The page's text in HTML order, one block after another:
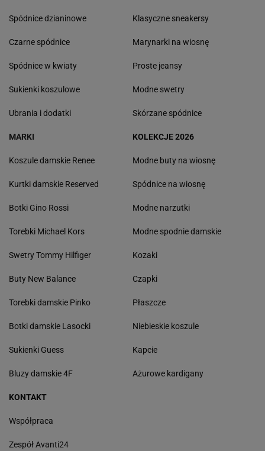
Spódnice dzianinowe
Czarne spódnice
Spódnice w kwiaty
Sukienki koszulowe
Ubrania i dodatki
Klasyczne sneakersy
Marynarki na wiosnę
Proste jeansy
Modne swetry
Skórzane spódnice
MARKI
Koszule damskie Renee
Kurtki damskie Reserved
Botki Gino Rossi
Torebki Michael Kors
Swetry Tommy Hilfiger
Buty New Balance
Torebki damskie Pinko
Botki damskie Lasocki
Sukienki Guess
Bluzy damskie 4F
KOLEKCJE 2026
Modne buty na wiosnę
Spódnice na wiosnę
Modne narzutki
Modne spodnie damskie
Kozaki
Czapki
Płaszcze
Niebieskie koszule
Kapcie
Ażurowe kardigany
KONTAKT
Współpraca
Zespół Avanti24